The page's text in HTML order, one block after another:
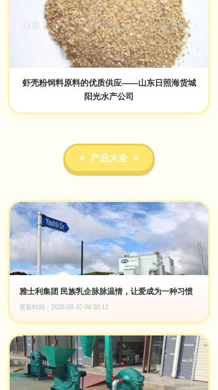
虾壳粉饲料原料的优质供应——山东日照海货城
阳光水产公司
产品大全
雅士利集团 民族乳企脉脉温情，让爱成为一种习惯
更新时间：2026-08-10 04:30:11